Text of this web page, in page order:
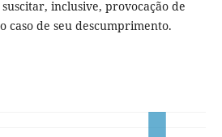
inclusive, provocação de
caso de seu descumprimento.